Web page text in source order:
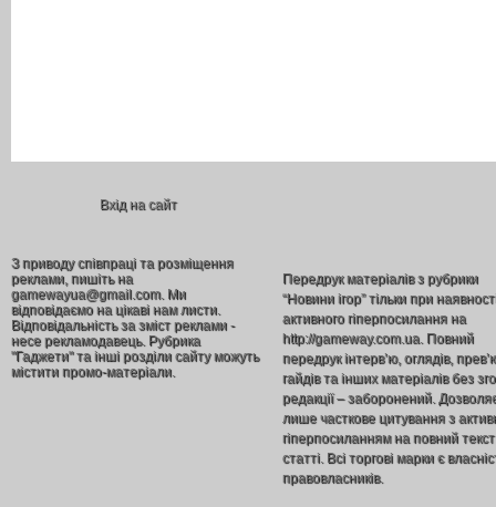
Вхід на сайт
З приводу співпраці та розміщення
реклами, пишіть на
gamewayua@gmail.com. Ми
відповідаємо на цікаві нам листи.
Відповідальність за зміст реклами -
несе рекламодавець. Рубрика
"Гаджети" та інші розділи сайту можуть
містити промо-матеріали.
Передрук матеріалів з рубрики
“Новини ігор” тільки при
активного гіперпосилання на
http://gameway.com.ua. Повний
передрук інтерв’ю, оглядів,
гайдів та інших матеріалів без
редакції – заборонений.
лише часткове цитування з
гіперпосиланням на повний текст
статті. Всі торгові марки є
правовласників.